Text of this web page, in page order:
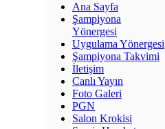
Ana Sayfa
Şampiyona
Yönergesi
Uygulama Yönergesi
Şampiyona Takvimi
İletişim
Canlı Yayın
Foto Galeri
PGN
Salon Krokisi